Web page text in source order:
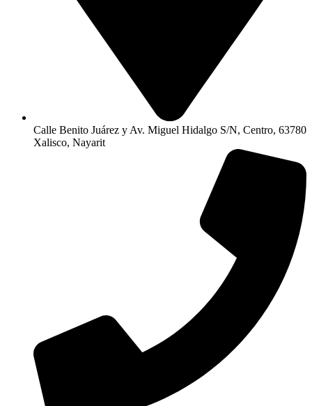
Calle Benito Juárez y Av. Miguel Hidalgo S/N, Centro, 63780
Xalisco, Nayarit